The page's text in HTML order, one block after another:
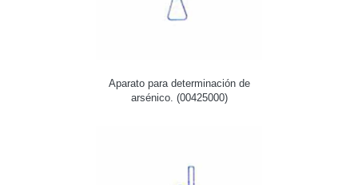
Aparato para determinación de
arsénico. (00425000)